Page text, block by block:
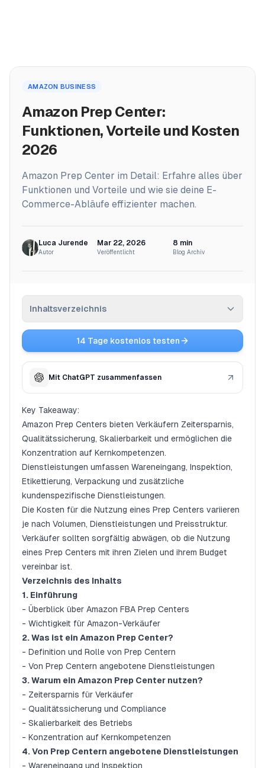
ProfitPath
ProfitGo
Schnelle Produkteinblicke in einer Ansicht
Dein gesamtes Amazon-FBA-Business an einem Ort
MEHR
Akademie
Reviews
Affiliate
Blog
Home
AMAZON BUSINESS
Amazon Prep Center:
Funktionen, Vorteile und Kosten
2026
Amazon Prep Center im Detail: Erfahre alles über
Funktionen und Vorteile und wie sie deine E-
Commerce-Abläufe effizienter machen.
Luca Jurende
Autor
Mar 22, 2026
Veröffentlicht
8 min
Blog Archiv
Inhaltsverzeichnis
Warum ein Amazon Prep Center nutzen?
Von Prep Centern angebotene Dienstleistungen
Kosten für die Nutzung eines Vorbereitungszentrums
14 Tage kostenlos testen
Mit ChatGPT zusammenfassen
Key Takeaway:
Amazon Prep Centers bieten Verkäufern Zeitersparnis,
Qualitätssicherung, Skalierbarkeit und ermöglichen die
Konzentration auf Kernkompetenzen.
Dienstleistungen umfassen Wareneingang, Inspektion,
Etikettierung, Verpackung und zusätzliche
kundenspezifische Dienstleistungen.
Die Kosten für die Nutzung eines Prep Centers variieren
je nach Volumen, Dienstleistungen und Preisstruktur.
Verkäufer sollten sorgfältig abwägen, ob die Nutzung
eines Prep Centers mit ihren Zielen und ihrem Budget
vereinbar ist.
Verzeichnis des Inhalts
1. Einführung
- Überblick über Amazon FBA Prep Centers
- Wichtigkeit für Amazon-Verkäufer
2. Was ist ein Amazon Prep Center?
- Definition und Rolle von Prep Centern
- Von Prep Centern angebotene Dienstleistungen
3. Warum ein Amazon Prep Center nutzen?
- Zeitersparnis für Verkäufer
- Qualitätssicherung und Compliance
- Skalierbarkeit des Betriebs
- Konzentration auf Kernkompetenzen
4. Von Prep Centern angebotene Dienstleistungen
- Wareneingang und Inspektion